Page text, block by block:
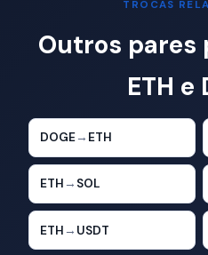
TROCAS
Outros pares
ETH e
DOGE→ ETH
ETH → SOL
ETH → USDT